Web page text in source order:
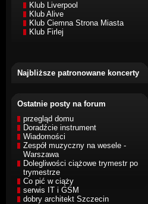
Klub Liverpool
Klub Alive
Klub Ciemna Strona Miasta
Klub Firlej
Najbliższe patronowane koncerty
Ostatnie posty na forum
przegląd domu
Doradźcie instrument
Wiadomości
Zespół muzyczny na wesele -
Warszawa
Dolegliwości ciążowe trymestr po
trymestrze
Co pić w ciąży
serwis IT i GSM
dobry architekt Szczecin